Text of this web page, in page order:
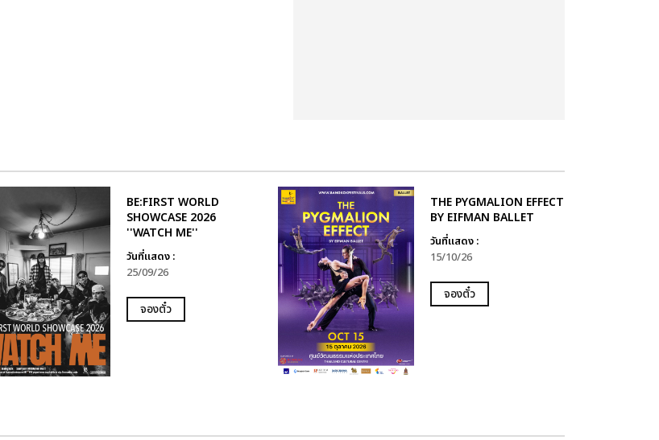
BE:FIRST WORLD
SHOWCASE 2026
''WATCH ME''
วันที่แสดง :
25/09/26
จองตั๋ว
THE PYGMALION EFFECT
BY EIFMAN BALLET
วันที่แสดง :
15/10/26
จองตั๋ว